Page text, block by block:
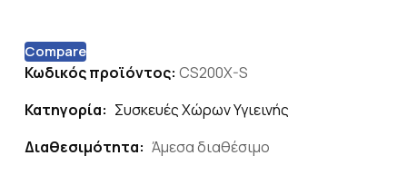
Compare
Κωδικός προϊόντος: CS200X-S
Κατηγορία: Συσκευές Χώρων Υγιεινής
Διαθεσιμότητα: Άμεσα διαθέσιμο